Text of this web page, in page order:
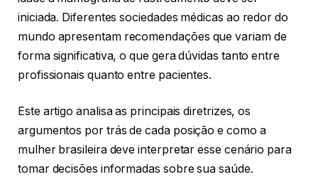
iniciada. Diferentes sociedades médicas ao redor do
mundo apresentam recomendações que variam de
forma significativa, o que gera dúvidas tanto entre
profissionais quanto entre pacientes.
Este artigo analisa as principais diretrizes, os
argumentos por trás de cada posição e como a
mulher brasileira deve interpretar esse cenário para
tomar decisões informadas sobre sua saúde.